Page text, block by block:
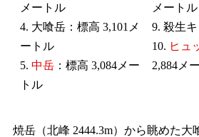
メートル
4. 大喰岳：標高 3,101メ
ートル
5. 中岳 ：標高 3,084メー
トル
メートル
9. 殺生
10. ヒュ
2,884メ
焼岳（北峰 2444.3m）から眺めた大